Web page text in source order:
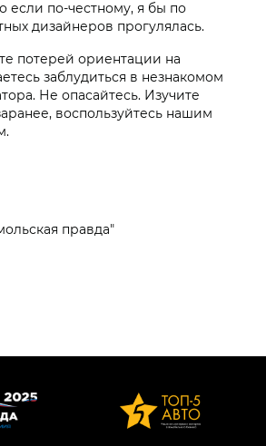
если по-честному, я бы по
дизайнеров прогулялась.
потерей ориентации на
заблудиться в незнакомом
Не опасайтесь. Изучите
воспользуйтесь нашим
правда"